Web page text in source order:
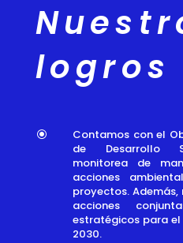
logros
\
Contamos con el
de Desarrollo
monitorea de
acciones
proyectos.
acciones
estratégicos para el
2030.